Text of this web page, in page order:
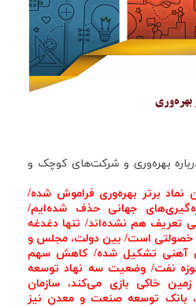
بهره‌وری و شرکت‌های کوچک و
نماد برتر بهره‌وری فراموش شده/
جهانی حذف شده‌ایم/
تعریف هم نشده‌اند/ تنها دغدغه
خصولتی است/ بین دولت، مجلس و
آهنی تشکیل شده/ کاهش سهم
حوزه نفت/ وضعیت سه نهاد توسعه
خاکی بازی می‌کند، سازمان
، بانک توسعه صنعت و معدن نیز